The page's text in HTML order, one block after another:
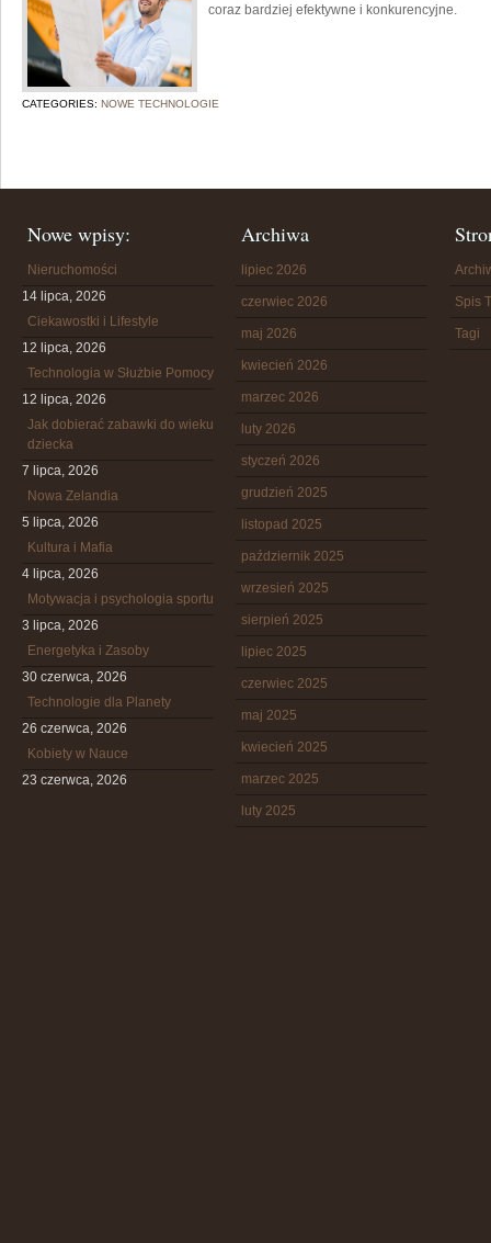
coraz bardziej efektywne i konkurencyjne.
CATEGORIES: NOWE TECHNOLOGIE
Nowe wpisy:
Nieruchomości
14 lipca, 2026
Ciekawostki i Lifestyle
12 lipca, 2026
Technologia w Służbie Pomocy
12 lipca, 2026
Jak dobierać zabawki do wieku
dziecka
7 lipca, 2026
Nowa Zelandia
5 lipca, 2026
Kultura i Mafia
4 lipca, 2026
Motywacja i psychologia sportu
3 lipca, 2026
Energetyka i Zasoby
30 czerwca, 2026
Technologie dla Planety
26 czerwca, 2026
Kobiety w Nauce
23 czerwca, 2026
Archiwa
lipiec 2026
czerwiec 2026
maj 2026
kwiecień 2026
marzec 2026
luty 2026
styczeń 2026
grudzień 2025
listopad 2025
październik 2025
wrzesień 2025
sierpień 2025
lipiec 2025
czerwiec 2025
maj 2025
kwiecień 2025
marzec 2025
luty 2025
Spis
Tagi